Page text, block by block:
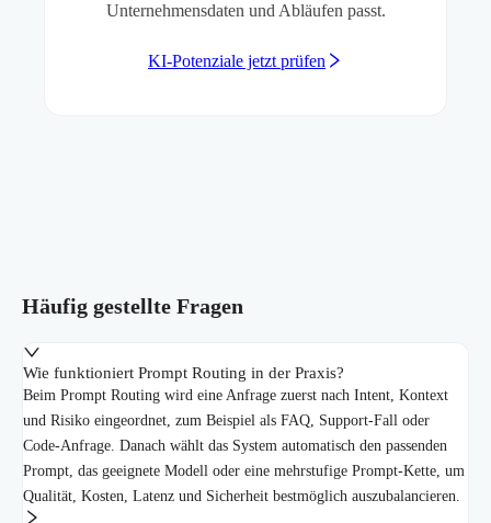
Unternehmensdaten und Abläufen passt.
KI-Potenziale jetzt prüfen
Häufig gestellte Fragen
Wie funktioniert Prompt Routing in der Praxis?
Beim Prompt Routing wird eine Anfrage zuerst nach Intent, Kontext
und Risiko eingeordnet, zum Beispiel als FAQ, Support-Fall oder
Code-Anfrage. Danach wählt das System automatisch den passenden
Prompt, das geeignete Modell oder eine mehrstufige Prompt-Kette, um
Qualität, Kosten, Latenz und Sicherheit bestmöglich auszubalancieren.